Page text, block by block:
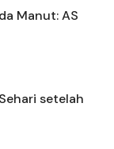
Manut: AS
setelah